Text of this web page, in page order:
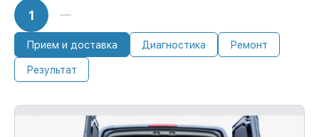
1
Прием и доставка Диагностика Ремонт
Результат